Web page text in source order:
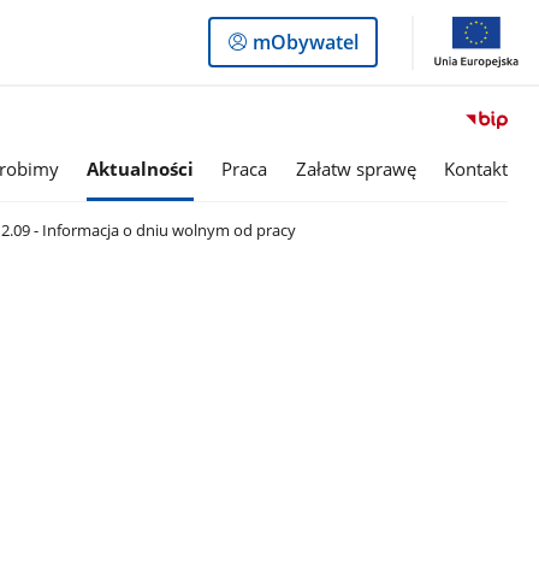
Logowanie
do
mObywatel
Aktualności Praca Załatw sprawę Kontakt
- Informacja o dniu wolnym od pracy